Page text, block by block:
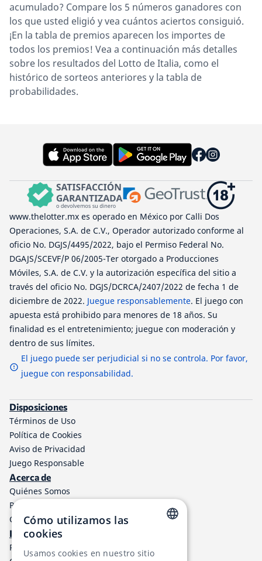
acumulado? Compare los 5 números ganadores con
los que usted eligió y vea cuántos aciertos consiguió.
¡En la tabla de premios aparecen los importes de
todos los premios! Vea a continuación más detalles
sobre los resultados del Lotto de Italia, como el
histórico de sorteos anteriores y la tabla de
probabilidades.
www.thelotter.mx es operado en México por Calli Dos
Operaciones, S.A. de C.V., Operador autorizado conforme al
oficio No. DGJS/4495/2022, bajo el Permiso Federal No.
DGAJS/SCEVF/P 06/2005-Ter otorgado a Producciones
Móviles, S.A. de C.V. y la autorización específica del sitio a
través del oficio No. DGJS/DCRCA/2407/2022 de fecha 1 de
diciembre de 2022. Juegue responsablemente. El juego con
apuesta está prohibido para menores de 18 años. Su
finalidad es el entretenimiento; juegue con moderación y
dentro de sus límites.
El juego puede ser perjudicial si no se controla. Por favor,
juegue con responsabilidad.
Disposiciones
Términos de Uso
Política de Cookies
Aviso de Privacidad
Juego Responsable
Acerca de
Quiénes Somos
Programa de afiliados a TheLotter
Contáctenos
Información
Resultados de lotería
Cómo utilizamos las
cookies
Usamos cookies en nuestro sitio